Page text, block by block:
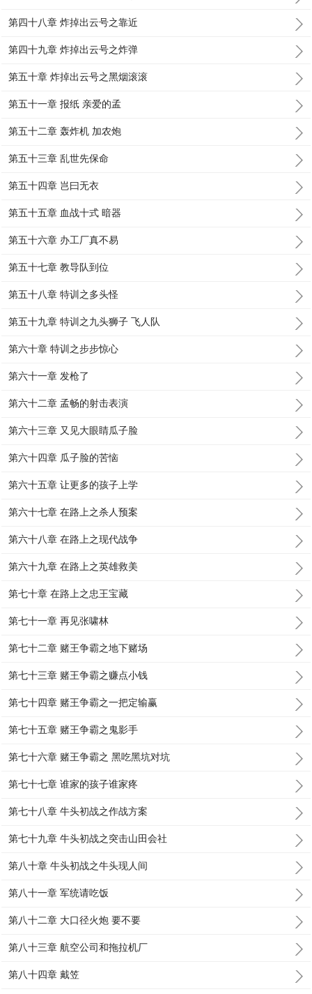
第四十八章 炸掉出云号之靠近
第四十九章 炸掉出云号之炸弹
第五十章 炸掉出云号之黑烟滚滚
第五十一章 报纸 亲爱的孟
第五十二章 轰炸机 加农炮
第五十三章 乱世先保命
第五十四章 岂曰无衣
第五十五章 血战十式 暗器
第五十六章 办工厂真不易
第五十七章 教导队到位
第五十八章 特训之多头怪
第五十九章 特训之九头狮子 飞人队
第六十章 特训之步步惊心
第六十一章 发枪了
第六十二章 孟畅的射击表演
第六十三章 又见大眼睛瓜子脸
第六十四章 瓜子脸的苦恼
第六十五章 让更多的孩子上学
第六十七章 在路上之杀人预案
第六十八章 在路上之现代战争
第六十九章 在路上之英雄救美
第七十章 在路上之忠王宝藏
第七十一章 再见张啸林
第七十二章 赌王争霸之地下赌场
第七十三章 赌王争霸之赚点小钱
第七十四章 赌王争霸之一把定输赢
第七十五章 赌王争霸之鬼影手
第七十六章 赌王争霸之 黑吃黑坑对坑
第七十七章 谁家的孩子谁家疼
第七十八章 牛头初战之作战方案
第七十九章 牛头初战之突击山田会社
第八十章 牛头初战之牛头现人间
第八十一章 军统请吃饭
第八十二章 大口径火炮 要不要
第八十三章 航空公司和拖拉机厂
第八十四章 戴笠